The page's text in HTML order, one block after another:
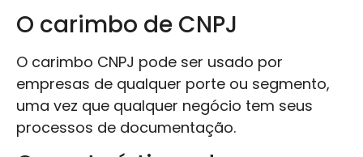
O carimbo de CNPJ
O carimbo CNPJ pode ser usado por
empresas de qualquer porte ou segmento,
uma vez que qualquer negócio tem seus
processos de documentação.